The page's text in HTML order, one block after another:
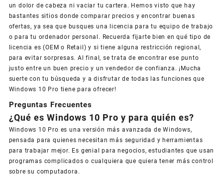
un dolor de cabeza ni vaciar tu cartera. Hemos visto que hay
bastantes sitios donde comparar precios y encontrar buenas
ofertas, ya sea que busques una licencia para tu equipo de trabajo
o para tu ordenador personal. Recuerda fijarte bien en qué tipo de
licencia es (OEM o Retail) y si tiene alguna restricción regional,
para evitar sorpresas. Al final, se trata de encontrar ese punto
justo entre un buen precio y un vendedor de confianza. ¡Mucha
suerte con tu búsqueda y a disfrutar de todas las funciones que
Windows 10 Pro tiene para ofrecer!
Preguntas Frecuentes
¿Qué es Windows 10 Pro y para quién es?
Windows 10 Pro es una versión más avanzada de Windows,
pensada para quienes necesitan más seguridad y herramientas
para trabajar mejor. Es genial para negocios, estudiantes que usan
programas complicados o cualquiera que quiera tener más control
sobre su computadora.